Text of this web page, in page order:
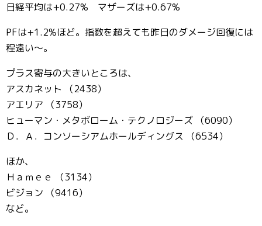
日経平均は+0.27% マザーズは+0.67%
PFは+1.2%ほど。指数を超えても昨日のダメージ回復には
程遠い〜。
プラス寄与の大きいところは、
アスカネット （2438）
アエリア （3758）
ヒューマン・メタボローム・テクノロジーズ （6090）
Ｄ．Ａ．コンソーシアムホールディングス （6534）
ほか、
Ｈａｍｅｅ （3134）
ビジョン （9416）
など。